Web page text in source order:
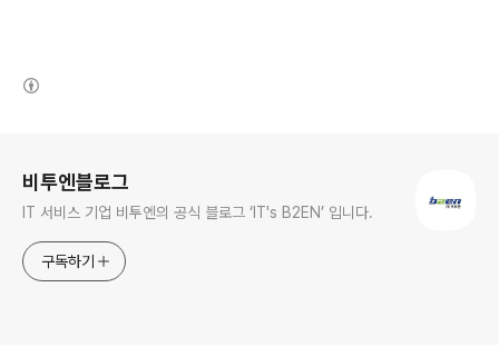
비투엔블로그
IT 서비스 기업 비투엔의 공식 블로그 ‘IT's B2EN’ 입니다.
구독하기